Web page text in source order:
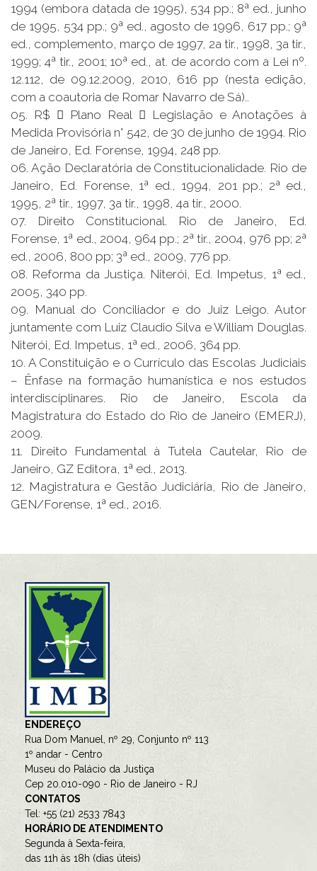
1994 (embora datada de 1995), 534 pp.; 8ª ed., junho
de 1995, 534 pp.; 9ª ed., agosto de 1996, 617 pp.; 9ª
ed., complemento, março de 1997, 2a tir., 1998, 3a tir.,
1999; 4ª tir., 2001; 10ª ed., at. de acordo com a Lei nº.
12.112, de 09.12.2009, 2010, 616 pp (nesta edição,
com a coautoria de Romar Navarro de Sá)..
05. R$  Plano Real  Legislação e Anotações à
Medida Provisória n° 542, de 30 de junho de 1994. Rio
de Janeiro, Ed. Forense, 1994, 248 pp.
06. Ação Declaratória de Constitucionalidade. Rio de
Janeiro, Ed. Forense, 1ª ed., 1994, 201 pp.; 2ª ed.,
1995, 2ª tir., 1997, 3a tir., 1998, 4a tir., 2000.
07. Direito Constitucional. Rio de Janeiro, Ed.
Forense, 1ª ed., 2004, 964 pp.; 2ª tir., 2004, 976 pp; 2ª
ed., 2006, 800 pp; 3ª ed., 2009, 776 pp.
08. Reforma da Justiça. Niterói, Ed. Impetus, 1ª ed.,
2005, 340 pp.
09. Manual do Conciliador e do Juiz Leigo. Autor
juntamente com Luiz Claudio Silva e William Douglas.
Niterói, Ed. Impetus, 1ª ed., 2006, 364 pp.
10. A Constituição e o Currículo das Escolas Judiciais
– Ênfase na formação humanística e nos estudos
interdisciplinares. Rio de Janeiro, Escola da
Magistratura do Estado do Rio de Janeiro (EMERJ),
2009.
11. Direito Fundamental à Tutela Cautelar, Rio de
Janeiro, GZ Editora, 1ª ed., 2013.
12. Magistratura e Gestão Judiciária, Rio de Janeiro,
GEN/Forense, 1ª ed., 2016.
ENDEREÇO
Rua Dom Manuel, nº 29, Conjunto nº 113
1º andar - Centro
Museu do Palácio da Justiça
Cep 20.010-090 - Rio de Janeiro - RJ
CONTATOS
Tel: +55 (21) 2533 7843
HORÁRIO DE ATENDIMENTO
Segunda à Sexta-feira,
das 11h às 18h (dias úteis)